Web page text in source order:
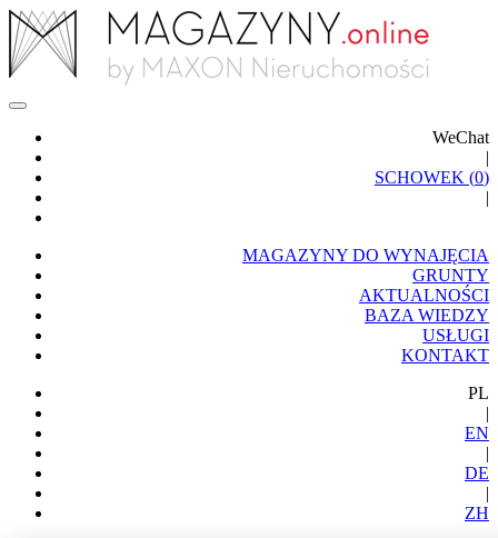
WeChat
|
SCHOWEK (0)
|
MAGAZYNY DO WYNAJĘCIA
GRUNTY
AKTUALNOŚCI
BAZA WIEDZY
USŁUGI
KONTAKT
PL
|
EN
|
DE
|
ZH